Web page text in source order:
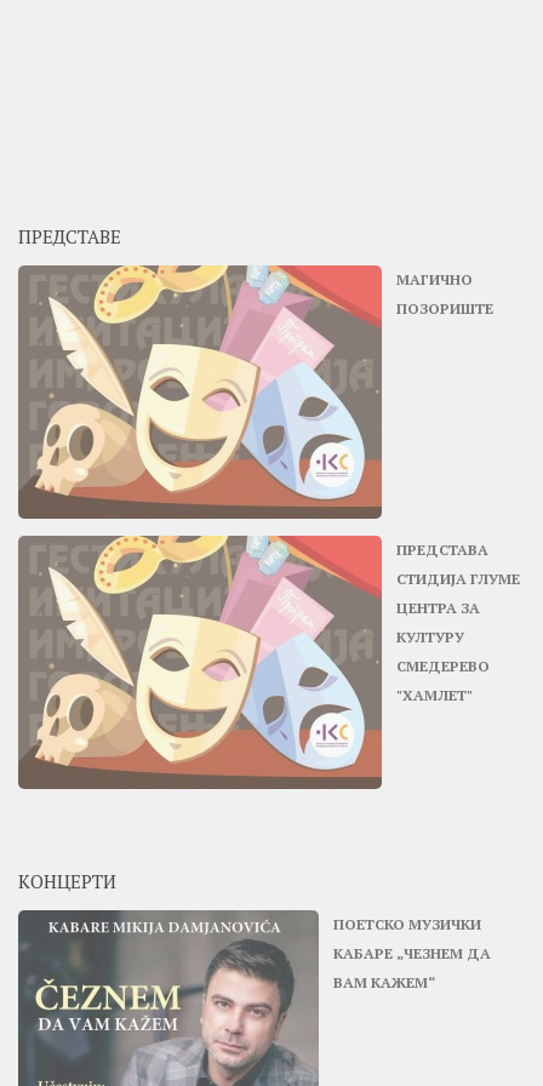
ПРЕДСТАВЕ
МАГИЧНО
ПОЗОРИШТЕ
ПРЕДСТАВА
СТИДИЈА ГЛУМЕ
ЦЕНТРА ЗА
КУЛТУРУ
СМЕДЕРЕВО
"ХАМЛЕТ"
КОНЦЕРТИ
ПОЕТСКО МУЗИЧКИ
КАБАРЕ „ЧЕЗНЕМ ДА
ВАМ КАЖЕМ“